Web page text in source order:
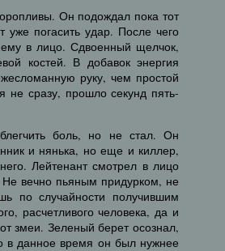
Он подождал пока тот
уже погасить удар. После чего
в лицо. Сдвоенный щелчок,
костей. В добавок энергия
руку, чем простой
не сразу, прошло секунд пять-
боль, но не стал. Он
и нянька, но еще и киллер,
Лейтенант смотрел в лицо
Не вечно пьяным придурком, не
по случайности получившим
расчетливого человека, да и
змеи. Зеленый берет осознал,
в данное время он был нужнее